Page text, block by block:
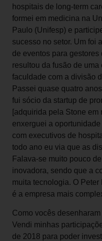
hospitais de long-term
formei em medicina na
Paulo (Unifesp) e
sucesso no setor. Um foi
de eventos para
resultou da fusão de
faculdade com a divisão
Passei quase quatro
fui sócio da startup de
[adquirida pela Stone em
enxerguei a
com executivos de
todo ano eu via que as
Falava-se muito pouco
inovadora, sendo que a
muita tecnologia. O Peter
é a empresa mais
Como vocês
Vendi minhas
de 2018 para poder